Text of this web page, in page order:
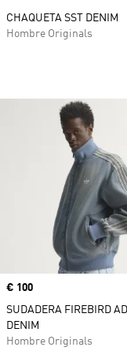
CHAQUETA SST DENIM
Hombre Originals
Precio
€ 100
SUDADERA FIREBIRD
DENIM
Hombre Originals